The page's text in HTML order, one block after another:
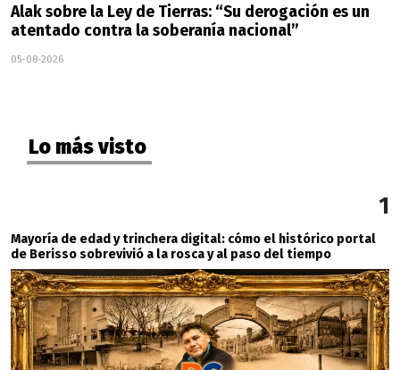
Alak sobre la Ley de Tierras: “Su derogación es un
atentado contra la soberanía nacional”
05-08-2026
Lo más visto
1
Mayoría de edad y trinchera digital: cómo el histórico portal
de Berisso sobrevivió a la rosca y al paso del tiempo